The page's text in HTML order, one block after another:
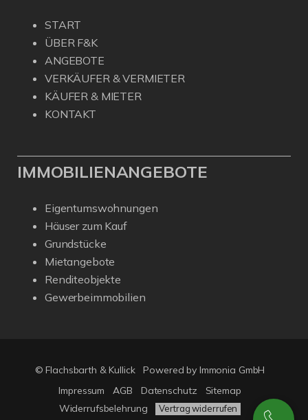
START
ÜBER F&K
ANGEBOTE
VERKÄUFER & VERMIETER
KÄUFER & MIETER
KONTAKT
IMMOBILIENANGEBOTE
Eigentumswohnungen
Häuser zum Kauf
Grundstücke
Mietangebote
Renditeobjekte
Gewerbeimmobilien
© Flachsbarth & Kullick Powered by Immonia GmbH
Impressum
AGB Datenschutz
Sitemap
Widerrufsbelehrung
Vertrag widerrufen